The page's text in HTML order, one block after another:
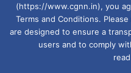
(https://www.cgnn.in), you
Terms and Conditions.
are designed to ensure a
users and to comply